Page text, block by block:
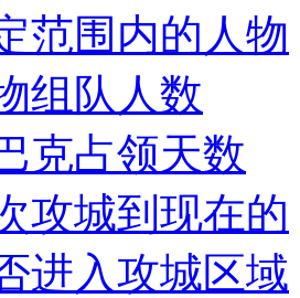
范围内的人物
组队人数
克占领天数
攻城到现在的
进入攻城区域